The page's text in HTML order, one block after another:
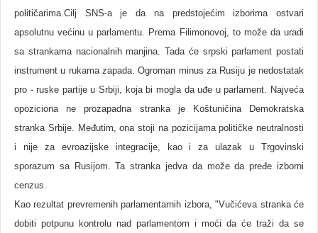
političarima.Cilj SNS-a je da na predstojećim izborima ostvari
apsolutnu većinu u parlamentu. Prema Filimonovoj, to može da uradi
sa strankama nacionalnih manjina. Tada će srpski parlament postati
instrument u rukama zapada. Ogroman minus za Rusiju je nedostatak
pro - ruske partije u Srbiji, koja bi mogla da uđe u parlament. Najveća
opoziciona ne prozapadna stranka je Koštuničina Demokratska
stranka Srbije. Međutim, ona stoji na pozicijama političke neutralnosti
i nije za evroazijske integracije, kao i za ulazak u Trgovinski
sporazum sa Rusijom. Ta stranka jedva da može da pređe izborni
cenzus.
Kao rezultat prevremenih parlamentarnih izbora, "Vučićeva stranka će
dobiti potpunu kontrolu nad parlamentom i moći da će traži da se